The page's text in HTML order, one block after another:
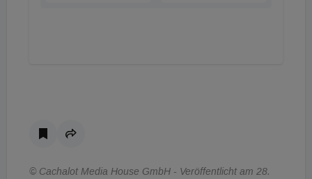
© Cachalot Media House GmbH - Veröffentlicht am 28.